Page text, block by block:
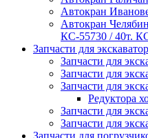
Автокран
Автокран
КС-55730 / 40т.
Запчасти для
Запчасти для
Запчасти для
Запчасти для
Редуктора
Запчасти для
Запчасти для
Запчасти для